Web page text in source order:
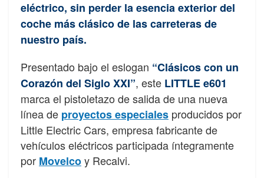
eléctrico, sin perder la esencia exterior del
coche más clásico de las carreteras de
nuestro país.
Presentado bajo el eslogan “Clásicos con un
Corazón del Siglo XXI”, este LITTLE e601
marca el pistoletazo de salida de una nueva
línea de proyectos especiales producidos por
Little Electric Cars, empresa fabricante de
vehículos eléctricos participada íntegramente
por Movelcoy Recalvi.